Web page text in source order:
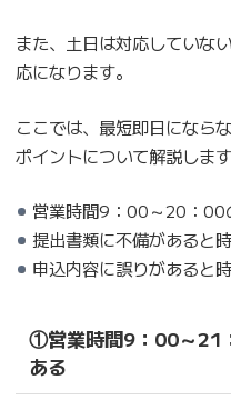
また、土日は対応していな
応になります。
ここでは、最短即日になら
ポイントについて解説します
営業時間9：00～20：00
提出書類に不備があると
申込内容に誤りがあると
①営業時間9：00～21
ある